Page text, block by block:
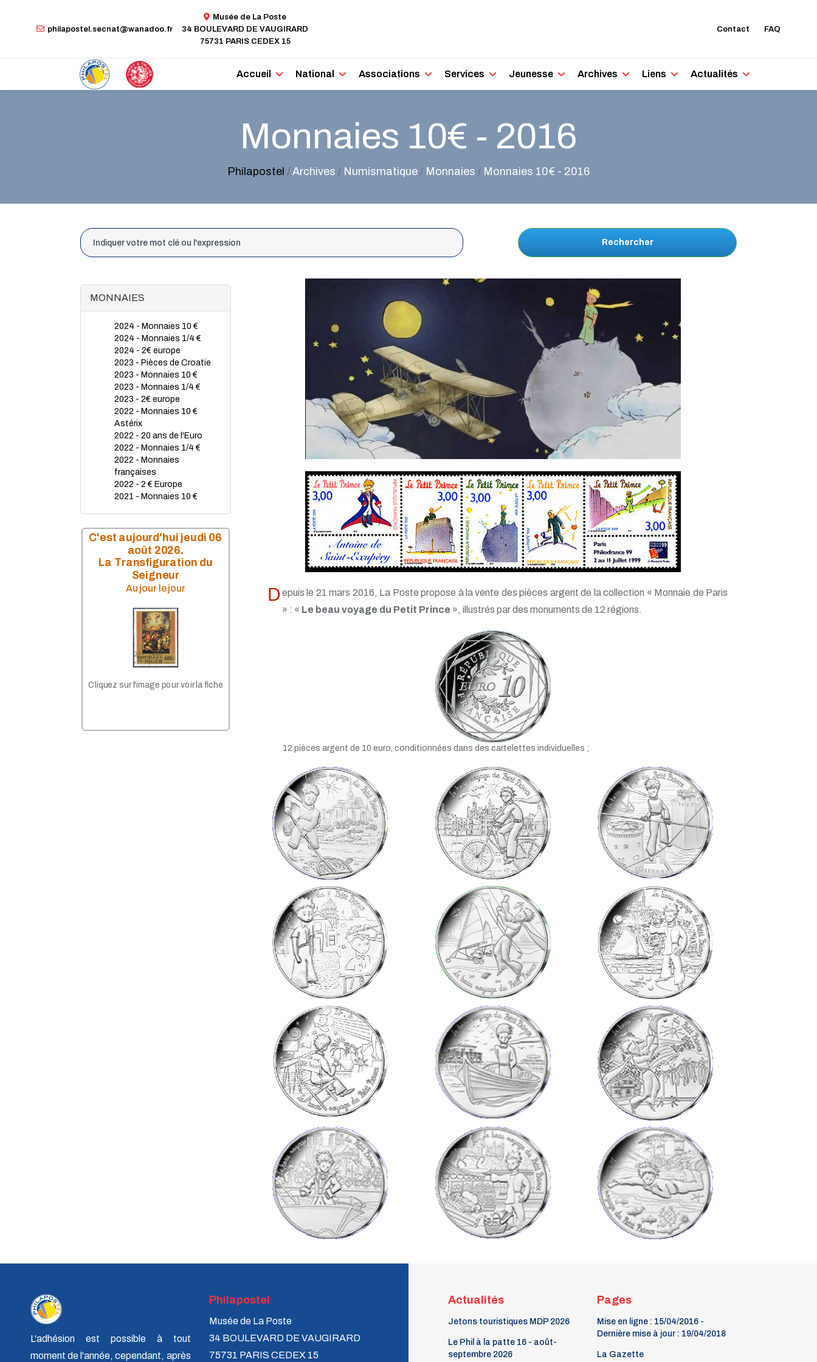
philapostel.secnat@wanadoo.fr
Musée de La Poste
34 BOULEVARD DE VAUGIRARD
75731 PARIS CEDEX 15
Contact FAQ
Accueil National Associations Services Jeunesse Archives Liens Actualités
Monnaies 10€ - 2016
Philapostel / Archives / Numismatique / Monnaies / Monnaies 10€ - 2016
Rechercher
MONNAIES
2024 - Monnaies 10 €
2024 - Monnaies 1/4 €
2024 - 2€ europe
2023 - Pièces de Croatie
2023 - Monnaies 10 €
2023 - Monnaies 1/4 €
2023 - 2€ europe
2022 - Monnaies 10 €
Astérix
2022 - 20 ans de l'Euro
2022 - Monnaies 1/4 €
2022 - Monnaies
françaises
2022 - 2 € Europe
2021 - Monnaies 10 €
2020 - Monnaies 1/4 €
2020 - Monnaies 10€
2020 - 2 € Europe
2019 - Monnaies 10 €
2019 - Billets 100 - 200€
2019 - Monnaies 1/4 €
2019 - 2 € Europe
2018 - Monnaies 10 €
2017 - Monnaie 10€
2018 - Monnaies 2 €
2017 - Monnaies 2 €
2017 - Monnaie 20 €
2017 - Billet 50€
2016 - Monnaies 10 €
2015 - Pièces de Lituanie
C'est aujourd'hui jeudi 06
août 2026.
La Transfiguration du
Seigneur
Au jour le jour
Cliquez sur l'image pour voir la fiche
Depuis le 21 mars 2016, La Poste propose à la vente des pièces argent de la collection « Monnaie de Paris
» : « Le beau voyage du Petit Prince », illustrés par des monuments de 12 régions.
12 pièces argent de 10 euro, conditionnées dans des cartelettes individuelles ;
L'adhésion est possible à tout
moment de l'année, cependant, après
Philapostel
Musée de La Poste
34 BOULEVARD DE VAUGIRARD
75731 PARIS CEDEX 15
Actualités
Jetons touristiques MDP 2026
Le Phil à la patte 16 - août-
septembre 2026
Pages
Mise en ligne : 15/04/2016 -
Dernière mise à jour : 19/04/2018
La Gazette